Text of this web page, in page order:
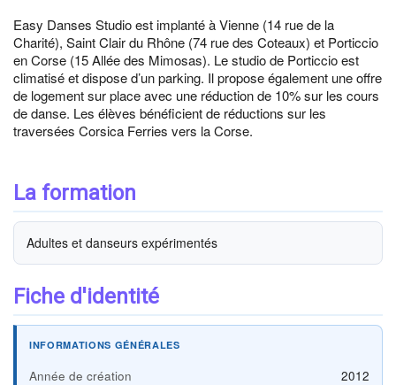
Easy Danses Studio est implanté à Vienne (14 rue de la
Charité), Saint Clair du Rhône (74 rue des Coteaux) et Porticcio
en Corse (15 Allée des Mimosas). Le studio de Porticcio est
climatisé et dispose d’un parking. Il propose également une offre
de logement sur place avec une réduction de 10% sur les cours
de danse. Les élèves bénéficient de réductions sur les
traversées Corsica Ferries vers la Corse.
La formation
Adultes et danseurs expérimentés
Fiche d'identité
INFORMATIONS GÉNÉRALES
Année de création
2012